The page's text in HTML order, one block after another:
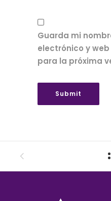
Guarda mi
electrónico y
para la próxima